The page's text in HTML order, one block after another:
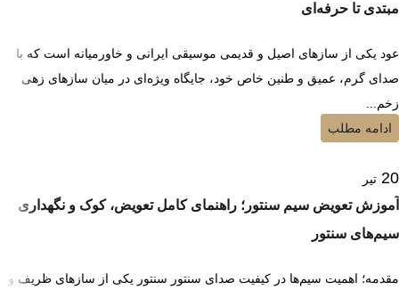
مبتدی تا حرفه‌ای
عود یکی از سازهای اصیل و قدیمی موسیقی ایرانی و خاورمیانه است که با
صدای گرم، عمیق و طنین خاص خود، جایگاه ویژه‌ای در میان سازهای زهی
زخم...
ادامه مطلب
20 تیر
آموزش تعویض سیم سنتور؛ راهنمای کامل تعویض، کوک و نگهداری
سیم‌های سنتور
مقدمه؛ اهمیت سیم‌ها در کیفیت صدای سنتور سنتور یکی از سازهای ظریف و